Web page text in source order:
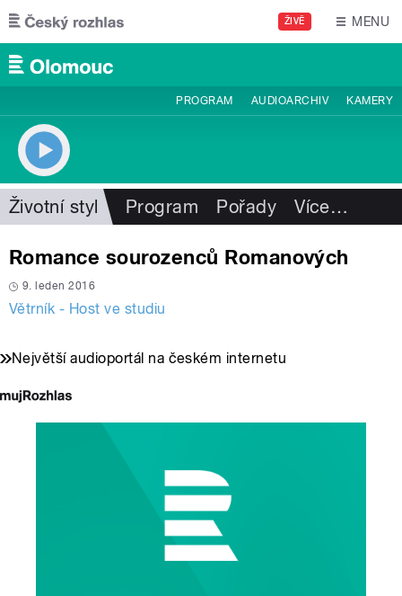
Přejít k hlavnímu obsahu
ŽIVĚ MENU
PROGRAM AUDIOARCHIV KAMERY
Životní styl Program Pořady Více…
Romance sourozenců Romanových
9. leden 2016
Větrník - Host ve studiu
Největší audioportál na českém internetu